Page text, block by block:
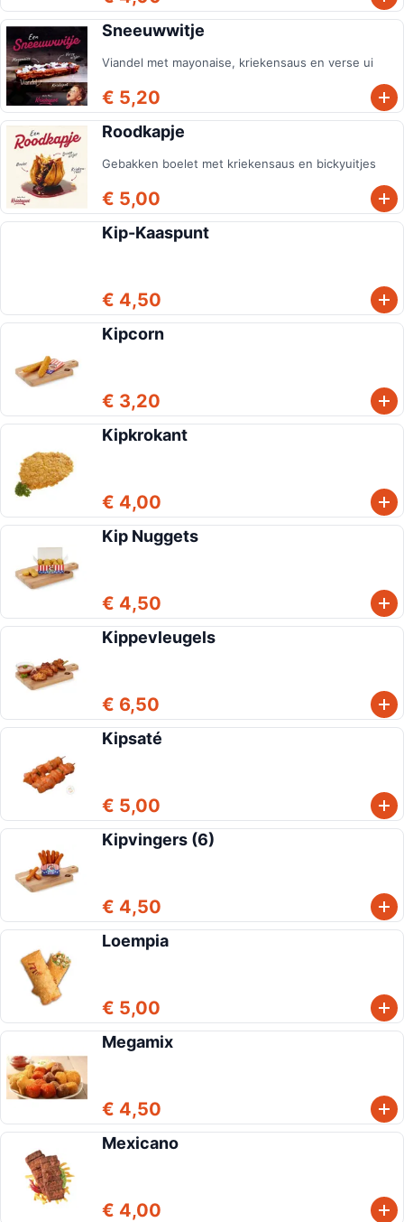
Sneeuwwitje
Viandel met mayonaise, kriekensaus en verse ui
€ 5,20
Roodkapje
Gebakken boelet met kriekensaus en bickyuitjes
€ 5,00
Kip-Kaaspunt
€ 4,50
Kipcorn
€ 3,20
Kipkrokant
€ 4,00
Kip Nuggets
€ 4,50
Kippevleugels
€ 6,50
Kipsaté
€ 5,00
Kipvingers (6)
€ 4,50
Loempia
€ 5,00
Megamix
€ 4,50
Mexicano
€ 4,00